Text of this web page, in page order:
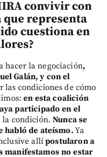
convivir con
que representa
cuestiona en
hacer la negociación,
Galán, y con el
las condiciones de cómo
en esta coalición
participado en el
la condición.Nunca se
habló de ateísmo.Ya
allípostularon a
manifestamos no estar